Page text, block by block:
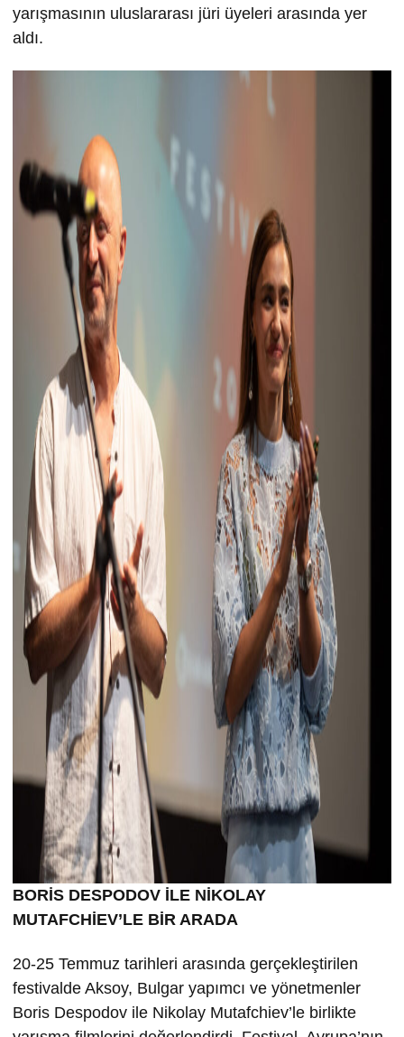
yarışmasının uluslararası jüri üyeleri arasında yer
aldı.
BORİS DESPODOV İLE NİKOLAY
MUTAFCHİEV’LE BİR ARADA
20-25 Temmuz tarihleri arasında gerçekleştirilen
festivalde Aksoy, Bulgar yapımcı ve yönetmenler
Boris Despodov ile Nikolay Mutafchiev’le birlikte